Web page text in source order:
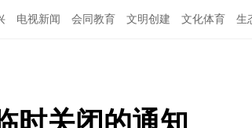
电视新闻 会同教育 文明创建 文化体育 生